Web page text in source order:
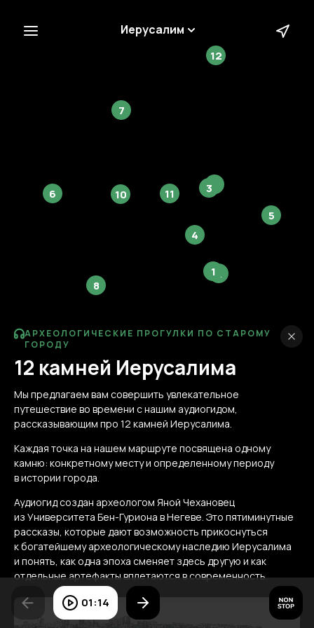
12
11
10
9
8
7
6
5
4
3
2
1
Маршруты
Иерусалим
АРХЕОЛОГИЧЕСКИЕ ПРОГУЛКИ ПО СТАРОМУ
ГОРОДУ
12 камней Иерусалима
Мы предлагаем вам совершить увлекательное
путешествие во времени с нашим аудиогидом,
рассказывающим про 12 камней Иерусалима.
Каждая точка на нашем маршруте посвящена одному
камню: конкретному месту и определенному периоду
в истории города.
Аудиогид создан археологом Яной Чехановец
из Университета Бен-Гуриона в Негеве. Это пятиминутные
рассказы, которые дают возможность прикоснуться
к богатейшему археологическому наследию Иерусалима
и понять, как одна эпоха сменяет здесь другую и как
отдельные артефакты вплетаются в современность.
01:14